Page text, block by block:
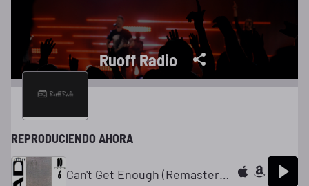
Ruoff Radio
REPRODUCIENDO AHORA
Can't Get Enough (Remastered Version)